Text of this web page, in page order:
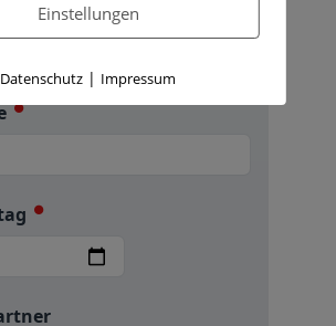
Einstellungen
Datenschutz | Impressum